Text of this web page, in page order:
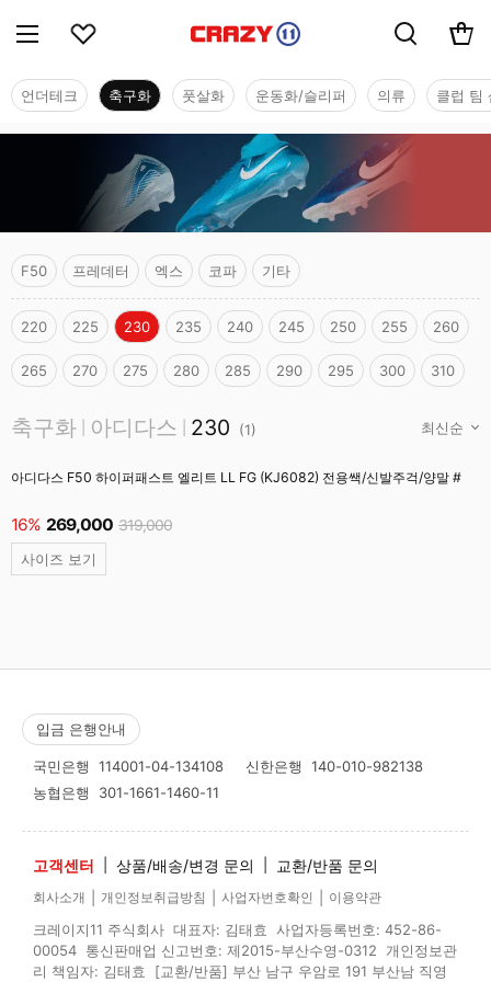
언더테크 축구화 풋살화 운동화/슬리퍼 의류 클럽 팀
F50 프레데터 엑스 코파 기타
220 225 230 235 240 245 250 255 260
265 270 275 280 285 290 295 300 310
축구화 아디다스 230 (1)
아디다스 F50 하이퍼패스트 엘리트 LL FG (KJ6082) 전용쌕/신발주걱/양말 #
16% 269,000 319,000
사이즈 보기
입금 은행안내
국민은행 114001-04-134108 신한은행 140-010-982138
농협은행 301-1661-1460-11
고객센터 상품/배송/변경 문의 교환/반품 문의
회사소개 개인정보취급방침 사업자번호확인 이용약관
크레이지11 주식회사 대표자: 김태효 사업자등록번호: 452-86-
00054 통신판매업 신고번호: 제2015-부산수영-0312 개인정보관
리 책임자: 김태효 [교환/반품] 부산 남구 우암로 191 부산남 직영